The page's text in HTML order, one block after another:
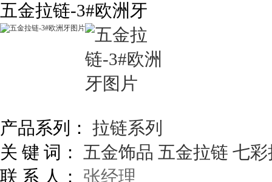
五金拉链-3#欧洲牙
产品系列： 拉链系列
关 键 词：
五金饰品 五金拉链 七彩
联 系 人：
张经理